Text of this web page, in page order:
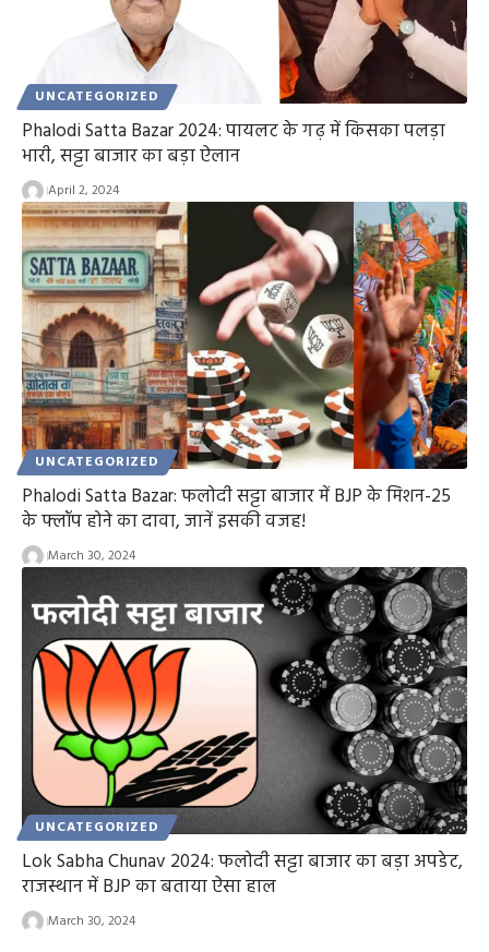
UNCATEGORIZED
Phalodi Satta Bazar 2024: पायलट के गढ़ में किसका पलड़ा
भारी, सट्टा बाजार का बड़ा ऐलान
April 2, 2024
UNCATEGORIZED
Phalodi Satta Bazar: फलोदी सट्टा बाजार में BJP के मिशन-25
के फ्लॉप होने का दावा, जानें इसकी वजह!
March 30, 2024
UNCATEGORIZED
Lok Sabha Chunav 2024: फलोदी सट्टा बाजार का बड़ा अपडेट,
राजस्थान में BJP का बताया ऐसा हाल
March 30, 2024